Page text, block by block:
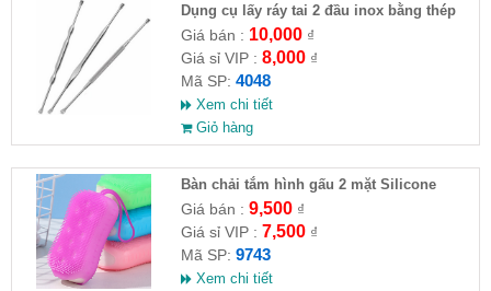
Dụng cụ lấy ráy tai 2 đầu inox bằng thép
không gỉ
Giá bán : 10,000₫
Giá sỉ VIP : 8,000₫
Mã SP: 4048
Xem chi tiết
Giỏ hàng
Bàn chải tắm hình gấu 2 mặt Silicone
Giá bán : 9,500₫
Giá sỉ VIP : 7,500₫
Mã SP: 9743
Xem chi tiết